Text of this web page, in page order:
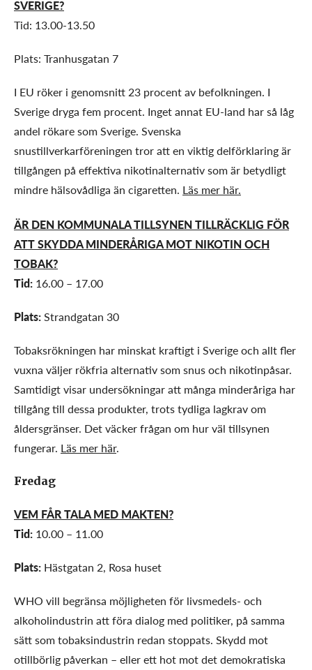
SVERIGE?
Tid: 13.00-13.50
Plats: Tranhusgatan 7
I EU röker i genomsnitt 23 procent av befolkningen. I
Sverige dryga fem procent. Inget annat EU-land har så låg
andel rökare som Sverige. Svenska
snustillverkarföreningen tror att en viktig delförklaring är
tillgången på effektiva nikotinalternativ som är betydligt
mindre hälsovådliga än cigaretten. Läs mer här.
ÄR DEN KOMMUNALA TILLSYNEN TILLRÄCKLIG FÖR
ATT SKYDDA MINDERÅRIGA MOT NIKOTIN OCH
TOBAK?
Tid: 16.00 – 17.00
Plats:Strandgatan 30
Tobaksrökningen har minskat kraftigt i Sverige och allt fler
vuxna väljer rökfria alternativ som snus och nikotinpåsar.
Samtidigt visar undersökningar att många minderåriga har
tillgång till dessa produkter, trots tydliga lagkrav om
åldersgränser. Det väcker frågan om hur väl tillsynen
fungerar. Läs mer här.
Fredag
VEM FÅR TALA MED MAKTEN?
Tid: 10.00 – 11.00
Plats: Hästgatan 2, Rosa huset
WHO vill begränsa möjligheten för livsmedels- och
alkoholindustrin att föra dialog med politiker, på samma
sätt som tobaksindustrin redan stoppats. Skydd mot
otillbörlig påverkan – eller ett hot mot det demokratiska